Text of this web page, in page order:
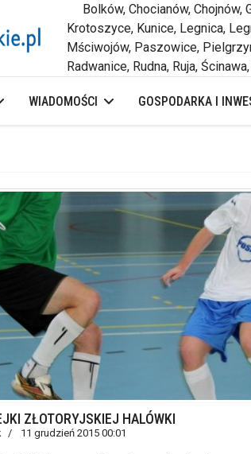
Bolków, Chocianów, Chojnów,
Krotoszyce, Kunice, Legnica,
Mściwojów, Paszowice,
Radwanice, Rudna, Ruja,
WIADOMOŚCI GOSPODARKA I
ZŁOTORYJSKIEJ HALÓWKI
11 grudzień 2015 00:01